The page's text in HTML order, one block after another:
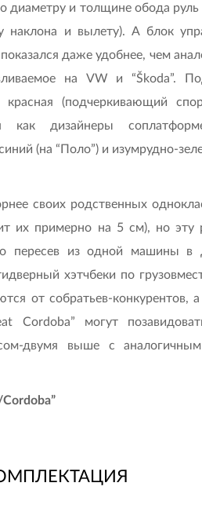
диаметру и толщине обода руль
наклона и вылету). А блок
даже удобнее, чем
на VW и “Škoda”.
(подчеркивающий
дизайнеры
(на “Поло”) и изумрудно-
своих родственных
их примерно на 5 см), но эту
пересев из одной машины в
хэтчбеки по
от собратьев-конкурентов,
Cordoba” могут
двумя выше с